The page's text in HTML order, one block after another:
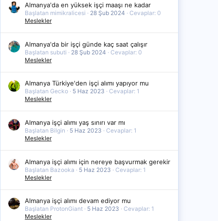
Almanya'da en yüksek işçi maaşı ne kadar
Başlatan mimikralicesi 28 Şub 2024
Cevaplar: 0
Meslekler
Almanya'da bir işçi günde kaç saat çalışır
Başlatan subuti 28 Şub 2024
Cevaplar: 0
Meslekler
Almanya Türkiye'den işçi alımı yapıyor mu
Başlatan Gecko 5 Haz 2023
Cevaplar: 1
Meslekler
Almanya işçi alımı yaş sınırı var mı
Başlatan Bilgin 5 Haz 2023
Cevaplar: 1
Meslekler
Almanya işçi alımı için nereye başvurmak gerekir
Başlatan Bazooka 5 Haz 2023
Cevaplar: 1
Meslekler
Almanya işçi alımı devam ediyor mu
Başlatan ProtonGiant 5 Haz 2023
Cevaplar: 1
Meslekler